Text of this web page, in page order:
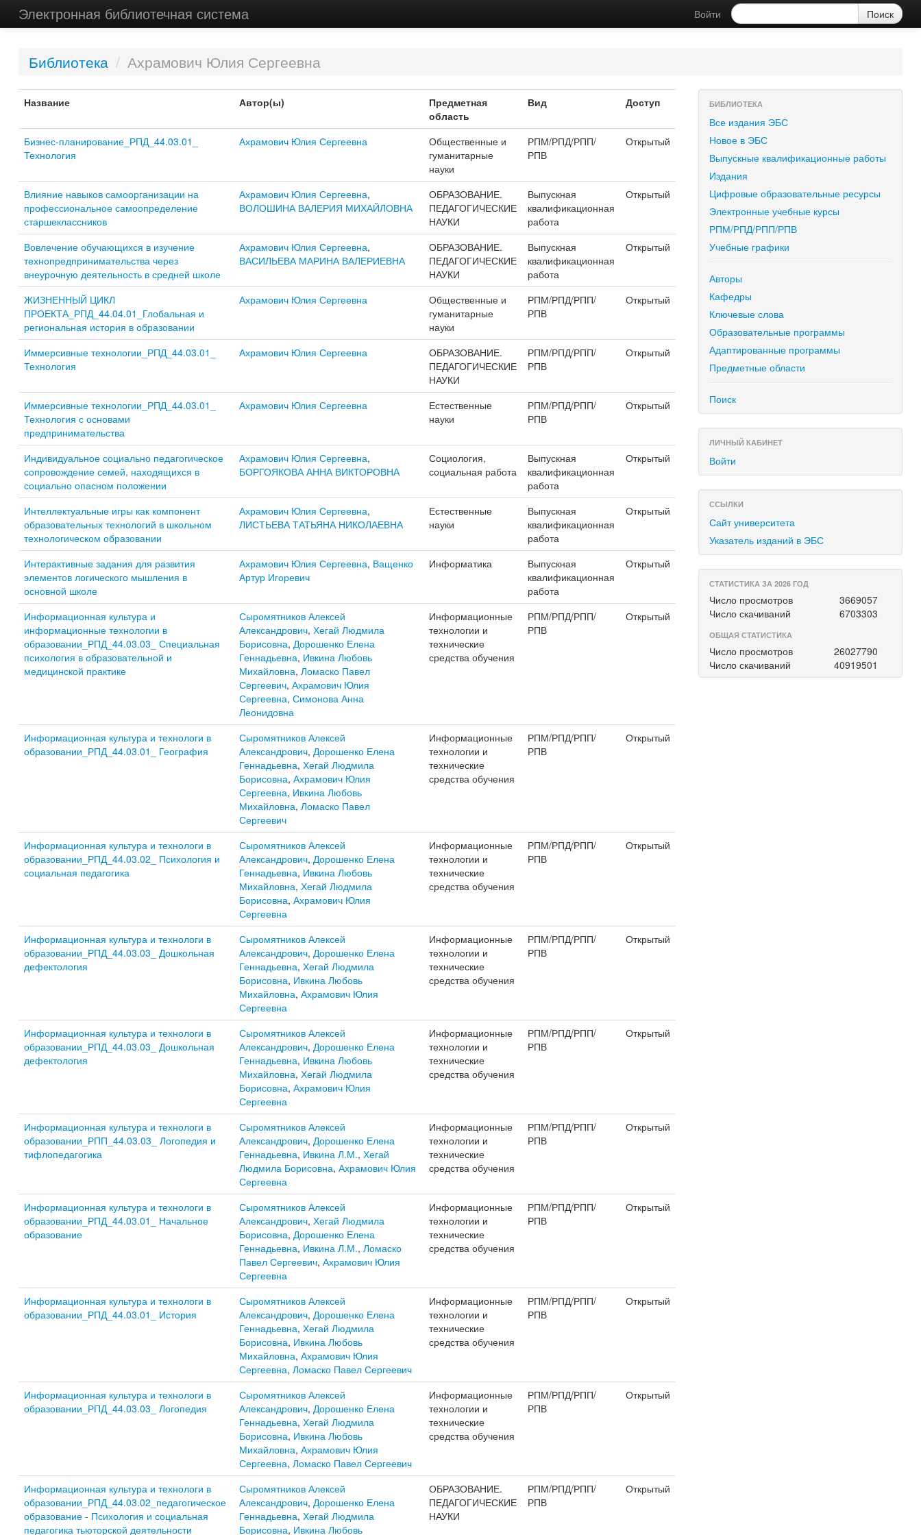
Электронная библиотечная система Войти
Библиотека / Ахрамович Юлия Сергеевна
Название Автор(ы)
Предметная
область
Вид Доступ
Бизнес-планирование_РПД_44.03.01_
Технология
Ахрамович Юлия Сергеевна
Общественные и
гуманитарные
науки
РПМ/РПД/РПП/
РПВ
Открытый
Влияние навыков самоорганизации на
профессиональное самоопределение
старшеклассников
Ахрамович Юлия Сергеевна,
ВОЛОШИНА ВАЛЕРИЯ МИХАЙЛОВНА
ОБРАЗОВАНИЕ.
ПЕДАГОГИЧЕСКИЕ
НАУКИ
Выпускная
квалификационная
работа
Открытый
Вовлечение обучающихся в изучение
технопредпринимательства через
внеурочную деятельность в средней школе
Ахрамович Юлия Сергеевна,
ВАСИЛЬЕВА МАРИНА ВАЛЕРИЕВНА
ОБРАЗОВАНИЕ.
ПЕДАГОГИЧЕСКИЕ
НАУКИ
Выпускная
квалификационная
работа
Открытый
ЖИЗНЕННЫЙ ЦИКЛ
ПРОЕКТА_РПД_44.04.01_Глобальная и
региональная история в образовании
Ахрамович Юлия Сергеевна
Общественные и
гуманитарные
науки
РПМ/РПД/РПП/
РПВ
Открытый
Иммерсивные технологии_РПД_44.03.01_
Технология
Ахрамович Юлия Сергеевна
ОБРАЗОВАНИЕ.
ПЕДАГОГИЧЕСКИЕ
НАУКИ
РПМ/РПД/РПП/
РПВ
Открытый
Иммерсивные технологии_РПД_44.03.01_
Технология с основами
предпринимательства
Ахрамович Юлия Сергеевна
Естественные
науки
РПМ/РПД/РПП/
РПВ
Открытый
Индивидуальное социально педагогическое
сопровождение семей, находящихся в
социально опасном положении
Ахрамович Юлия Сергеевна,
БОРГОЯКОВА АННА ВИКТОРОВНА
Социология,
социальная работа
Выпускная
квалификационная
работа
Открытый
Интеллектуальные игры как компонент
образовательных технологий в школьном
технологическом образовании
Ахрамович Юлия Сергеевна,
ЛИСТЬЕВА ТАТЬЯНА НИКОЛАЕВНА
Естественные
науки
Выпускная
квалификационная
работа
Открытый
Интерактивные задания для развития
элементов логического мышления в
основной школе
Ахрамович Юлия Сергеевна, Ващенко
Артур Игоревич
Информатика
Выпускная
квалификационная
работа
Открытый
Информационная культура и
информационные технологии в
образовании_РПД_44.03.03_ Специальная
психология в образовательной и
медицинской практике
Сыромятников Алексей
Александрович, Хегай Людмила
Борисовна, Дорошенко Елена
Геннадьевна, Ивкина Любовь
Михайловна, Ломаско Павел
Сергеевич, Ахрамович Юлия
Сергеевна, Симонова Анна
Леонидовна
Информационные
технологии и
технические
средства обучения
РПМ/РПД/РПП/
РПВ
Открытый
Информационная культура и технологи в
образовании_РПД_44.03.01_ География
Сыромятников Алексей
Александрович, Дорошенко Елена
Геннадьевна, Хегай Людмила
Борисовна, Ахрамович Юлия
Сергеевна, Ивкина Любовь
Михайловна, Ломаско Павел
Сергеевич
Информационные
технологии и
технические
средства обучения
РПМ/РПД/РПП/
РПВ
Открытый
Информационная культура и технологи в
образовании_РПД_44.03.02_ Психология и
социальная педагогика
Сыромятников Алексей
Александрович, Дорошенко Елена
Геннадьевна, Ивкина Любовь
Михайловна, Хегай Людмила
Борисовна, Ахрамович Юлия
Сергеевна
Информационные
технологии и
технические
средства обучения
РПМ/РПД/РПП/
РПВ
Открытый
Информационная культура и технологи в
образовании_РПД_44.03.03_ Дошкольная
дефектология
Сыромятников Алексей
Александрович, Дорошенко Елена
Геннадьевна, Хегай Людмила
Борисовна, Ивкина Любовь
Михайловна, Ахрамович Юлия
Сергеевна
Информационные
технологии и
технические
средства обучения
РПМ/РПД/РПП/
РПВ
Открытый
Информационная культура и технологи в
образовании_РПД_44.03.03_ Дошкольная
дефектология
Сыромятников Алексей
Александрович, Дорошенко Елена
Геннадьевна, Ивкина Любовь
Михайловна, Хегай Людмила
Борисовна, Ахрамович Юлия
Сергеевна
Информационные
технологии и
технические
средства обучения
РПМ/РПД/РПП/
РПВ
Открытый
Информационная культура и технологи в
образовании_РПП_44.03.03_ Логопедия и
тифлопедагогика
Сыромятников Алексей
Александрович, Дорошенко Елена
Геннадьевна, Ивкина Л.М., Хегай
Людмила Борисовна, Ахрамович Юлия
Сергеевна
Информационные
технологии и
технические
средства обучения
РПМ/РПД/РПП/
РПВ
Открытый
Информационная культура и технологи в
образовании_РПД_44.03.01_ Начальное
образование
Сыромятников Алексей
Александрович, Хегай Людмила
Борисовна, Дорошенко Елена
Геннадьевна, Ивкина Л.М., Ломаско
Павел Сергеевич, Ахрамович Юлия
Сергеевна
Информационные
технологии и
технические
средства обучения
РПМ/РПД/РПП/
РПВ
Открытый
Информационная культура и технологи в
образовании_РПД_44.03.01_ История
Сыромятников Алексей
Александрович, Дорошенко Елена
Геннадьевна, Хегай Людмила
Борисовна, Ивкина Любовь
Михайловна, Ахрамович Юлия
Сергеевна, Ломаско Павел Сергеевич
Информационные
технологии и
технические
средства обучения
РПМ/РПД/РПП/
РПВ
Открытый
Информационная культура и технологи в
образовании_РПД_44.03.03_ Логопедия
Сыромятников Алексей
Александрович, Дорошенко Елена
Геннадьевна, Хегай Людмила
Борисовна, Ивкина Любовь
Михайловна, Ахрамович Юлия
Сергеевна, Ломаско Павел Сергеевич
Информационные
технологии и
технические
средства обучения
РПМ/РПД/РПП/
РПВ
Открытый
Информационная культура и технологи в
образовании_РПД_44.03.02_педагогическое
образование - Психология и социальная
педагогика тьюторской деятельности
Сыромятников Алексей
Александрович, Дорошенко Елена
Геннадьевна, Хегай Людмила
Борисовна, Ивкина Любовь
ОБРАЗОВАНИЕ.
ПЕДАГОГИЧЕСКИЕ
НАУКИ
РПМ/РПД/РПП/
РПВ
Открытый
БИБЛИОТЕКА
Все издания ЭБС
Новое в ЭБС
Выпускные квалификационные работы
Издания
Цифровые образовательные ресурсы
Электронные учебные курсы
РПМ/РПД/РПП/РПВ
Учебные графики
Авторы
Кафедры
Ключевые слова
Образовательные программы
Адаптированные программы
Предметные области
Поиск
ЛИЧНЫЙ КАБИНЕТ
Войти
ССЫЛКИ
Сайт университета
Указатель изданий в ЭБС
СТАТИСТИКА ЗА 2026 ГОД
Число просмотров
3669057
Число скачиваний
6703303
ОБЩАЯ СТАТИСТИКА
Число просмотров
26027790
Число скачиваний
40919501